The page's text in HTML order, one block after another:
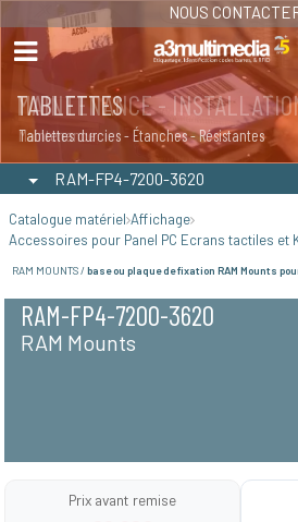
NOUS
MAINTENANCE -
Maintenance
TABLETTES
Tablettes durcies - Étanches - Résistantes
RAM-FP4-7200-3620
Catalogue matériel Affichage
Accessoires pour Panel PC Ecrans tactiles et
RAM MOUNTS / base ou plaque de fixation RAM Mounts
RAM-FP4-7200-3620
RAM Mounts
Prix avant remise